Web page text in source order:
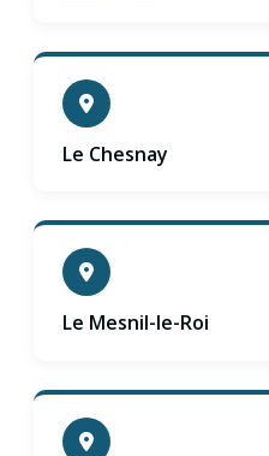
Le Chesnay
Le Mesnil-le-Roi